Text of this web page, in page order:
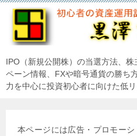
IPO（新規公開株）の当選方法、
ペーン情報、FXや暗号通貨の勝ち
力を中心に投資初心者に向けた低
本ページには広告・プロモー